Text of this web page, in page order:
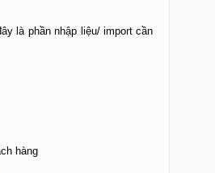
là phần nhập liệu/ import cần
hàng